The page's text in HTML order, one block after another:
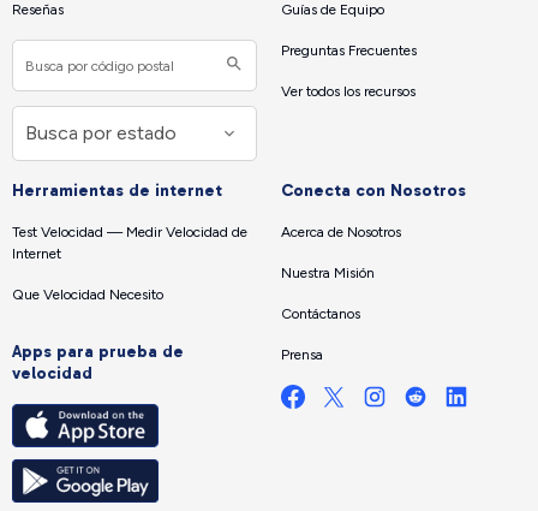
Reseñas Guías de Equipo
Preguntas Frecuentes
Ver todos los recursos
Herramientas de internet
Test Velocidad — Medir Velocidad de
Internet
Que Velocidad Necesito
Apps para prueba de
velocidad
Conecta con Nosotros
Acerca de Nosotros
Nuestra Misión
Contáctanos
Prensa